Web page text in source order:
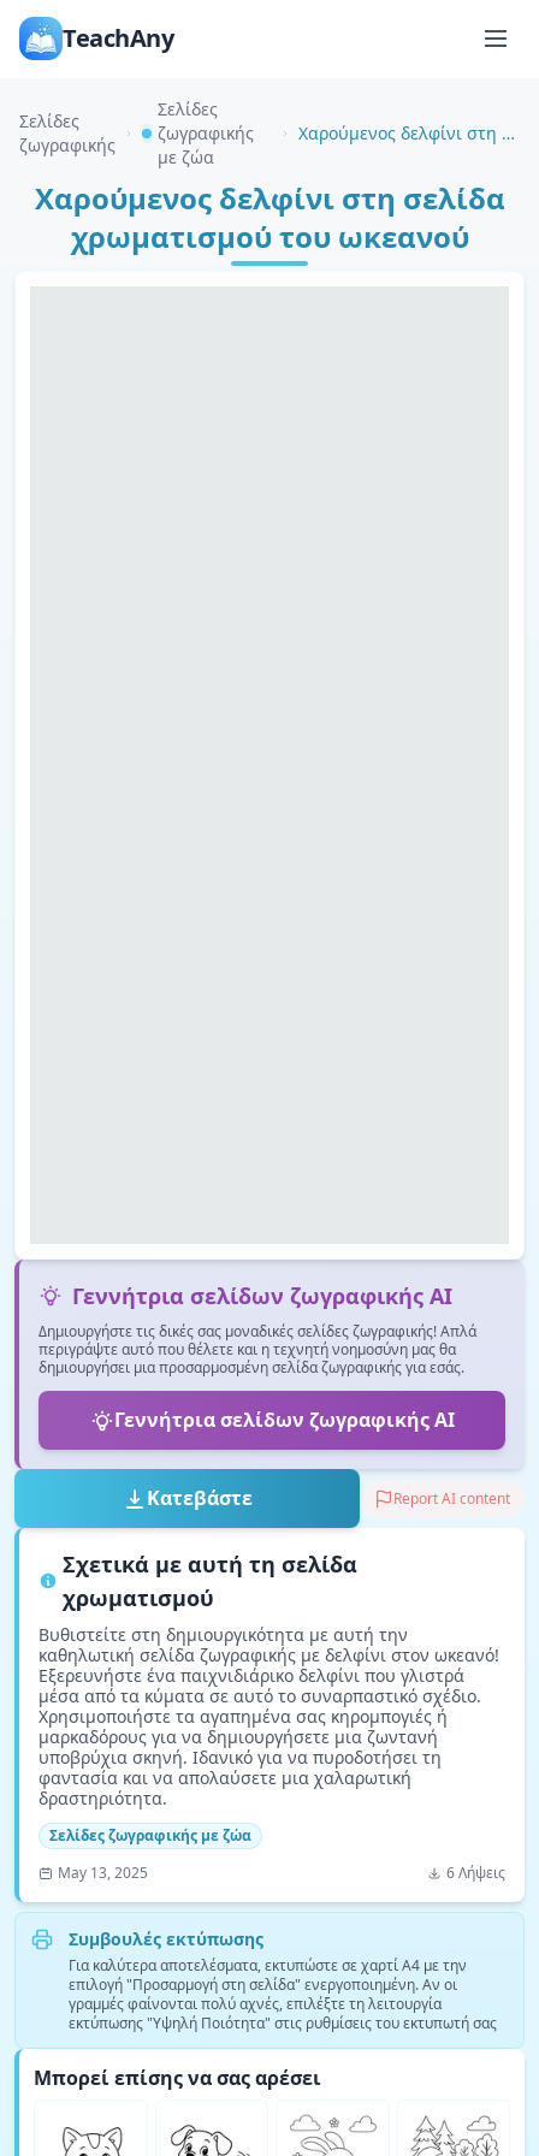
TeachAny
Σελίδες
ζωγραφικής
Σελίδες
ζωγραφικής
με ζώα
Χαρούμενος δελφίνι στη σελίδα χρωματισμού του ωκεανού
Χαρούμενος δελφίνι στη σελίδα
χρωματισμού του ωκεανού
Γεννήτρια σελίδων ζωγραφικής AI
Δημιουργήστε τις δικές σας μοναδικές σελίδες ζωγραφικής! Απλά
περιγράψτε αυτό που θέλετε και η τεχνητή νοημοσύνη μας θα
δημιουργήσει μια προσαρμοσμένη σελίδα ζωγραφικής για εσάς.
Γεννήτρια σελίδων ζωγραφικής AI
Κατεβάστε Report AI content
Σχετικά με αυτή τη σελίδα
χρωματισμού
Βυθιστείτε στη δημιουργικότητα με αυτή την
καθηλωτική σελίδα ζωγραφικής με δελφίνι στον ωκεανό!
Εξερευνήστε ένα παιχνιδιάρικο δελφίνι που γλιστρά
μέσα από τα κύματα σε αυτό το συναρπαστικό σχέδιο.
Χρησιμοποιήστε τα αγαπημένα σας κηρομπογιές ή
μαρκαδόρους για να δημιουργήσετε μια ζωντανή
υποβρύχια σκηνή. Ιδανικό για να πυροδοτήσει τη
φαντασία και να απολαύσετε μια χαλαρωτική
δραστηριότητα.
Σελίδες ζωγραφικής με ζώα
May 13, 2025
6 Λήψεις
Συμβουλές εκτύπωσης
Για καλύτερα αποτελέσματα, εκτυπώστε σε χαρτί A4 με την
επιλογή "Προσαρμογή στη σελίδα" ενεργοποιημένη. Αν οι
γραμμές φαίνονται πολύ αχνές, επιλέξτε τη λειτουργία
εκτύπωσης "Υψηλή Ποιότητα" στις ρυθμίσεις του εκτυπωτή σας
Μπορεί επίσης να σας αρέσει